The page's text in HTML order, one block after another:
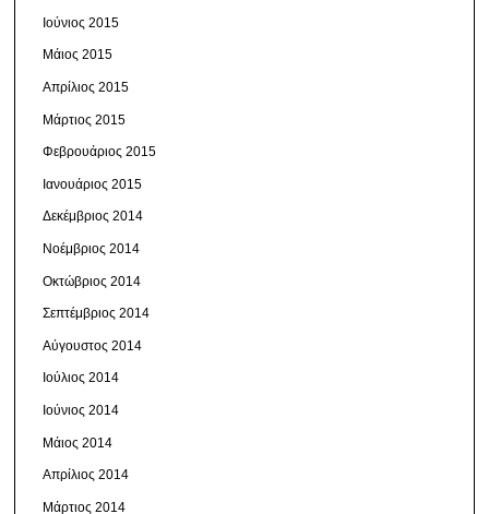
Ιούνιος 2015
Μάιος 2015
Απρίλιος 2015
Μάρτιος 2015
Φεβρουάριος 2015
Ιανουάριος 2015
Δεκέμβριος 2014
Νοέμβριος 2014
Οκτώβριος 2014
Σεπτέμβριος 2014
Αύγουστος 2014
Ιούλιος 2014
Ιούνιος 2014
Μάιος 2014
Απρίλιος 2014
Μάρτιος 2014